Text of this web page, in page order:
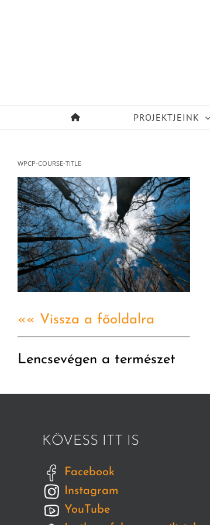
PROJEKTJEINK
WPCP-COURSE-TITLE
«« Vissza a főoldalra
Lencsevégen a természet
KÖVESS ITT IS
Facebook
Instagram
YouTube